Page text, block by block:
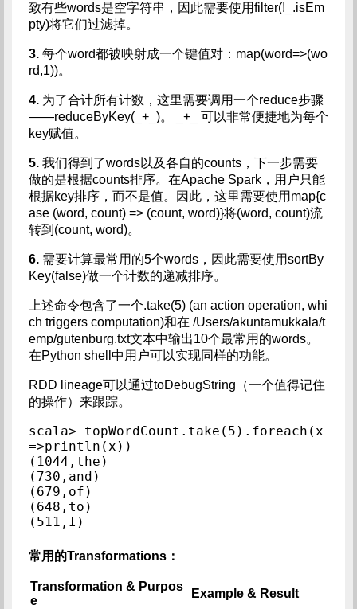
致有些words是空字符串，因此需要使用filter(!_.isEm
pty)将它们过滤掉。
3.每个word都被映射成一个键值对：map(word=>(wo
rd,1))。
4.为了合计所有计数，这里需要调用一个reduce步骤
——reduceByKey(_+_)。 _+_ 可以非常便捷地为每个
key赋值。
5. 我们得到了words以及各自的counts，下一步需要
做的是根据counts排序。在Apache Spark，用户只能
根据key排序，而不是值。因此，这里需要使用map{c
ase (word, count) => (count, word)}将(word, count)流
转到(count, word)。
6. 需要计算最常用的5个words，因此需要使用sortBy
Key(false)做一个计数的递减排序。
上述命令包含了一个.take(5) (an action operation, whi
ch triggers computation)和在 /Users/akuntamukkala/t
emp/gutenburg.txt文本中输出10个最常用的words。
在Python shell中用户可以实现同样的功能。
RDD lineage可以通过toDebugString（一个值得记住
的操作）来跟踪。
scala> topWordCount.take(5).foreach(x
=>println(x))
(1044,the)
(730,and)
(679,of)
(648,to)
(511,I)
常用的Transformations：
Transformation & Purpos
e
Example & Result